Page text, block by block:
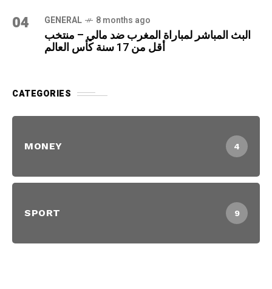
04 GENERAL 8 months ago
البث المباشر لمباراة المغرب ضد مالي – منتخب
أقل من 17 سنة كأس العالم
CATEGORIES
MONEY 4
SPORT 9